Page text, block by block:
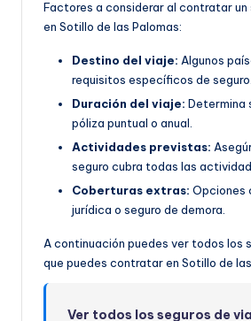
Factores a considerar al contratar un
en Sotillo de las Palomas:
Destino del viaje: Algunos
requisitos específicos de seguro.
Duración del viaje: Determina
póliza puntual o anual.
Actividades previstas:
seguro cubra todas las
Coberturas extras: Opciones
jurídica o seguro de demora.
A continuación puedes ver todos los
que puedes contratar en Sotillo de
Ver todos los seguros de